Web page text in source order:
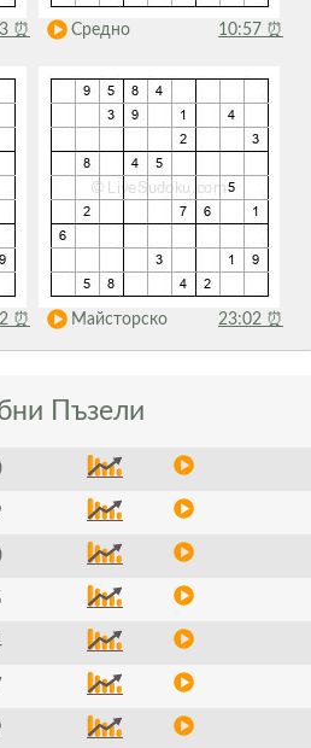
⏰ Средно 10:57 ⏰
⏰ Майсторско 23:02 ⏰
Пъзели